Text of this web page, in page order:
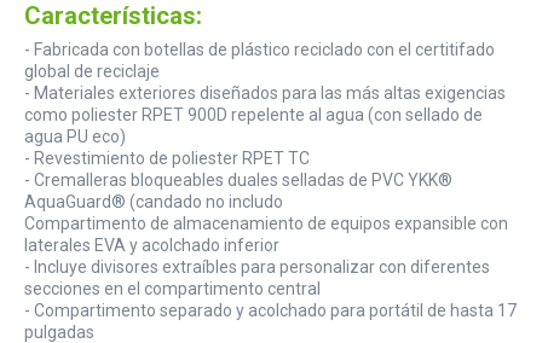
Características:
- Fabricada con botellas de plástico reciclado con el certitifado
global de reciclaje
- Materiales exteriores diseñados para las más altas exigencias
como poliester RPET 900D repelente al agua (con sellado de
agua PU eco)
- Revestimiento de poliester RPET TC
- Cremalleras bloqueables duales selladas de PVC YKK®
AquaGuard® (candado no includo
Compartimento de almacenamiento de equipos expansible con
laterales EVA y acolchado inferior
- Incluye divisores extraíbles para personalizar con diferentes
secciones en el compartimento central
- Compartimento separado y acolchado para portátil de hasta 17
pulgadas